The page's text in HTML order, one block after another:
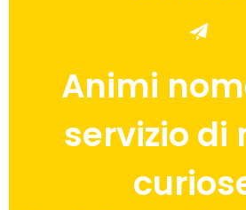
Animi
servizio di